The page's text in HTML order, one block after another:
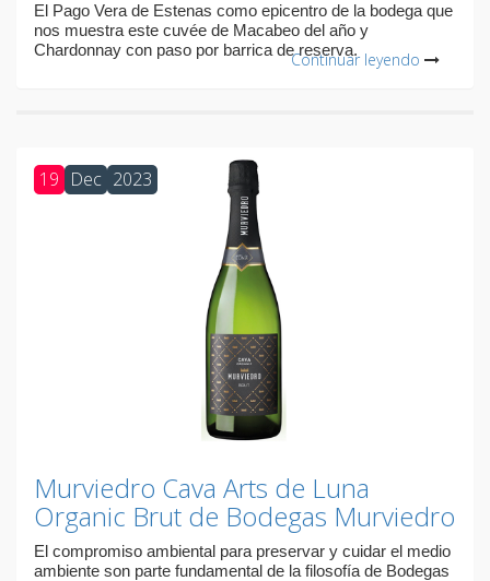
El Pago Vera de Estenas como epicentro de la bodega que
nos muestra este cuvée de Macabeo del año y
Chardonnay con paso por barrica de reserva.Continuar leyendo
19 Dec 2023
Murviedro Cava Arts de Luna
Organic Brut de Bodegas Murviedro
El compromiso ambiental para preservar y cuidar el medio
ambiente son parte fundamental de la filosofía de Bodegas